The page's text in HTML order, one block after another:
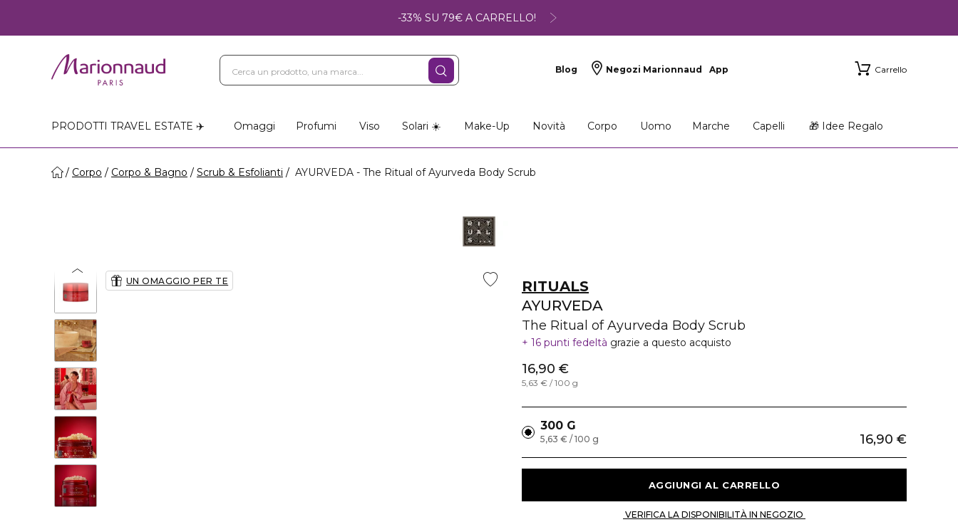
-33% SU 79€ A CARRELLO!
Blog Negozi Marionnaud App Carrello
PRODOTTI TRAVEL ESTATE ✈️ Omaggi Profumi Viso Solari ☀️ Make-Up Novità Corpo Uomo Marche Capelli 🎁 Idee Regalo
Corpo Corpo & Bagno Scrub & Esfolianti AYURVEDA - The Ritual of Ayurveda Body Scrub
UN OMAGGIO PER TE
RITUALS
AYURVEDA
The Ritual of Ayurveda Body Scrub
16 punti fedeltà grazie a questo acquisto
16,90 €
5,63 € / 100 g
300 G
16,90 €
5,63 € / 100 g